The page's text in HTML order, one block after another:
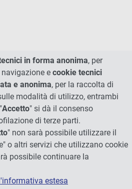
in forma anonima, per
e cookie tecnici
e anonima, per la raccolta di
modalità di utilizzo, entrambi
Accetto" si dà il consenso
di terze parti.
" non sarà possibile utilizzare il
o altri servizi che utilizzano cookie
possibile continuare la
estesa